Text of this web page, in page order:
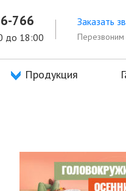
Галерея работ Отзывы
766
до 18:00
Заказать
Перезвоним
Продукция